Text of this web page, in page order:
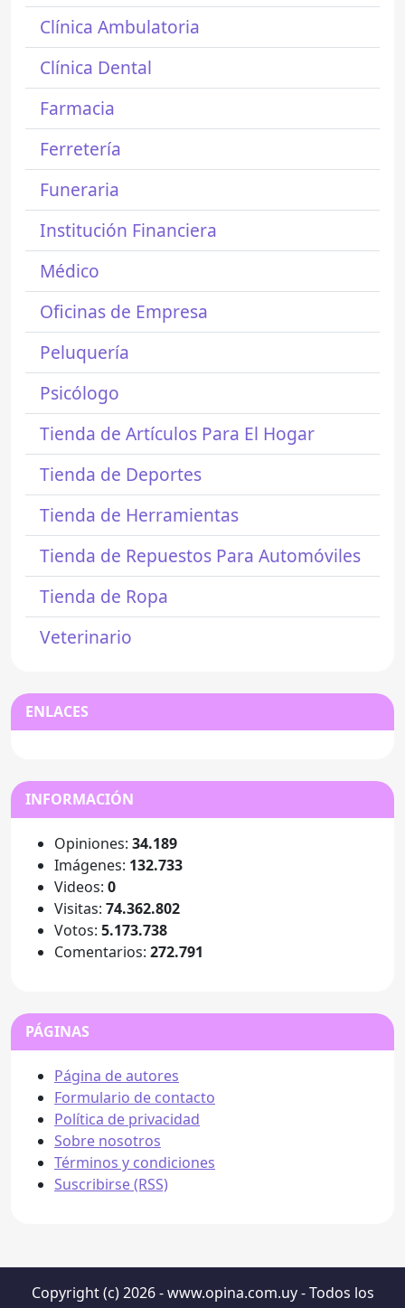
Clínica Ambulatoria
Clínica Dental
Farmacia
Ferretería
Funeraria
Institución Financiera
Médico
Oficinas de Empresa
Peluquería
Psicólogo
Tienda de Artículos Para El Hogar
Tienda de Deportes
Tienda de Herramientas
Tienda de Repuestos Para Automóviles
Tienda de Ropa
Veterinario
ENLACES
INFORMACIÓN
Opiniones: 34.189
Imágenes: 132.733
Videos: 0
Visitas: 74.362.802
Votos: 5.173.738
Comentarios: 272.791
PÁGINAS
Página de autores
Formulario de contacto
Política de privacidad
Sobre nosotros
Términos y condiciones
Suscribirse (RSS)
Copyright (c) 2026 - www.opina.com.uy - Todos los